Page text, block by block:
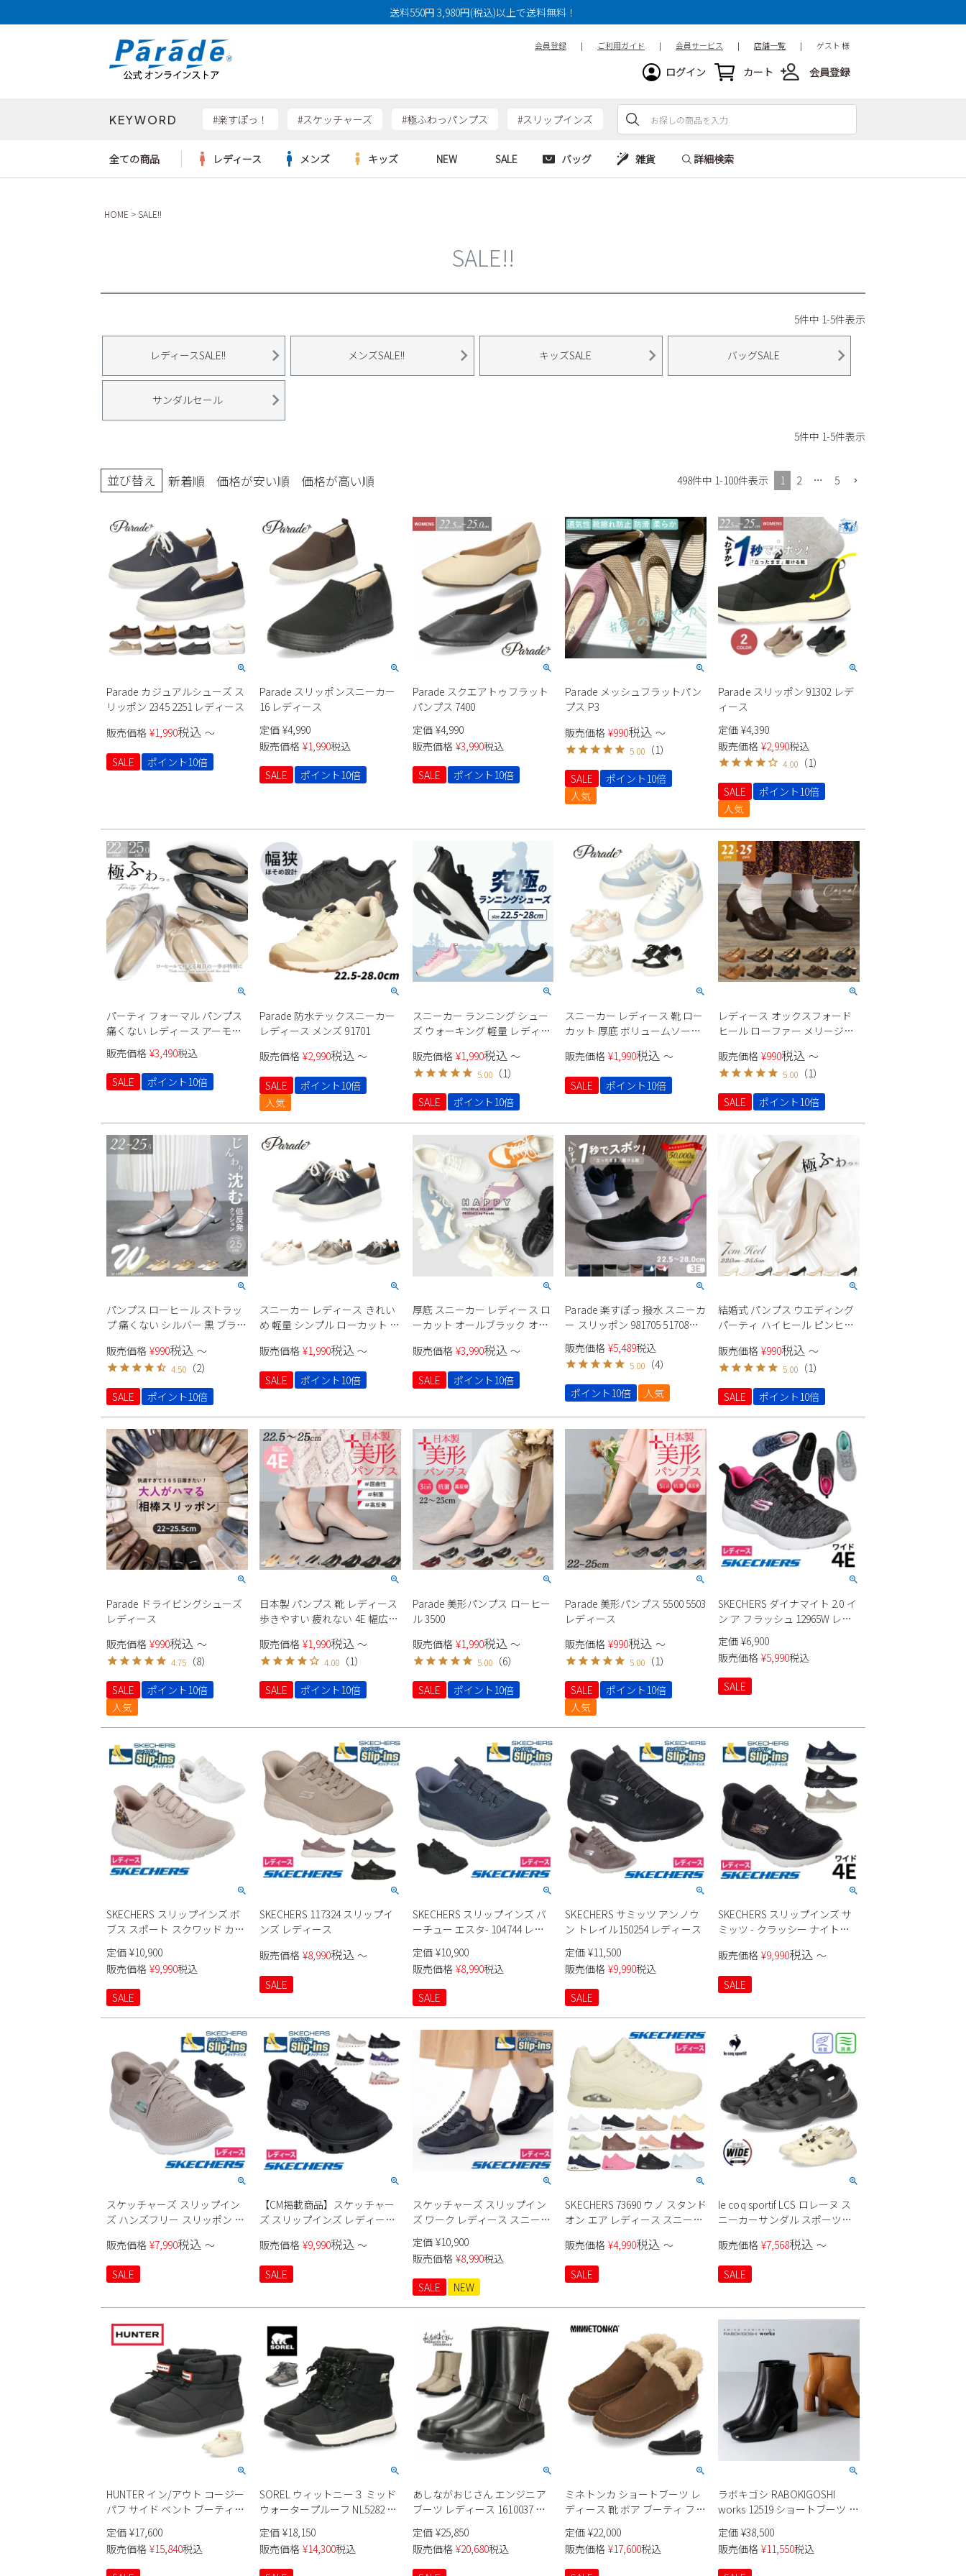
送料550円 3,980円(税込)以上で送料無料！
会員登録 | ご利用ガイド | 会員サービス | 店舗一覧 | ゲスト 様
ログイン カート 会員登録
KEYWORD #楽すぽっ！ #スケッチャーズ #極ふわっパンプス #スリップインズ
検索
全ての商品 レディース
スニーカー
ウェア
moz
new balance
メンズ
ビジネス・ドレスシューズ
ウェア
GAP
EDWIN
キッズ
スクール
NEW SALE バッグ
ビジネスバッグ
雑貨 詳細検索
HOME SALE!!
SALE!!
5件中 1-5件表示
レディースSALE!! メンズSALE!! キッズSALE バッグSALE
サンダルセール
5件中 1-5件表示
並び替え 新着順 価格が安い順 価格が高い順 498件中 1-100件表示 1 2 … 5
Parade カジュアルシューズ ス
リッポン 2345 2251 レディース
販売価格 ¥1,990税込 〜
SALE ポイント10倍
Parade スリッポンスニーカー
16 レディース
定価 ¥4,990
販売価格 ¥1,990税込
SALE
ポイント10倍
Parade スクエアトゥフラット
パンプス 7400
定価 ¥4,990
販売価格 ¥3,990税込
SALE
ポイント10倍
Parade メッシュフラットパン
プス P3
販売価格 ¥990税込 〜
5.00 （1）
SALE
ポイント10倍
人気
Parade スリッポン 91302 レデ
ィース
定価 ¥4,390
販売価格 ¥2,990税込
4.00 （1）
SALE
ポイント10倍
人気
パーティ フォーマル パンプス
痛くない レディース アーモン
ドトゥ 極ふわっ ドレス ローヒ
ール ２cm ブラック ベージュ
シルバー Parade 24008
販売価格 ¥3,490税込
SALE
ポイント10倍
Parade 防水テックスニーカー
レディース メンズ 91701
販売価格 ¥2,990税込 〜
SALE
ポイント10倍
人気
スニーカー ランニング シュー
ズ ウォーキング 軽量 レディー
ットネス ジム ローカット ポッ
プコーンソール 991703 Parade
販売価格 ¥1,990税込 〜
5.00（1）
SALE
ポイント10倍
スニーカー レディース 靴 ロー
カット 厚底 ボリュームソール
ルアップ 軽量 Parade CT-7433
パレード
販売価格 ¥1,990税込 〜
SALE ポイント10倍
レディース オックスフォード
ヒール ローファー メリージェ
ブラウン 茶 キャメル Parade
販売価格 ¥990税込 〜
5.00 （1）
SALE
ポイント10倍
パンプス ローヒール ストラッ
プ 痛くない シルバー 黒 ブラッ
レディース ポインテッド ヒー
ル2cm Parade 23070
販売価格 ¥990税込 〜
4.50 （2）
SALE
ポイント10倍
スニーカー レディース きれい
め 軽量 シンプル ローカット レ
ョン性 2345 Parade
販売価格 ¥1,990税込 〜
SALE ポイント10倍
厚底 スニーカー レディース ロ
ーカット オールブラック オー
パープル ラベンダー ブルー 推
し活 オタ活 参戦靴 Parade
6894 7095
販売価格 ¥3,990税込 〜
SALE ポイント10倍
Parade 楽すぽっ 撥水 スニーカ
ー スリッポン 981705 51708
51711 ユニセックス
販売価格 ¥5,489税込
5.00 （4）
ポイント10倍
人気
結婚式 パンプス ウエディング
パーティ ハイヒール ピンヒー
22091 ラメ スエード 生地 極ふ
わっ Parade シンプル きれいめ
セレモニー オケージョン
販売価格 ¥990税込 〜
5.00 （1）
SALE
ポイント10倍
Parade ドライビングシューズ
レディース
販売価格 ¥990税込 〜
4.75 （8）
SALE
ポイント10倍
人気
日本製 パンプス 靴 レディース
歩きやすい 疲れない 4E 幅広
反発 痛くなりにくい 走れる
Parade 美形パンプス 4500
販売価格 ¥1,990税込 〜
4.00（1）
SALE
ポイント10倍
Parade 美形パンプス ローヒー
ル 3500
販売価格 ¥1,990税込 〜
5.00（6）
SALE
ポイント10倍
Parade 美形パンプス 5500 5503
レディース
販売価格 ¥990税込 〜
5.00 （1）
SALE
ポイント10倍
人気
SKECHERS ダイナマイト 2.0 イ
ン ア フラッシュ 12965W レデ
ィース
定価 ¥6,900
販売価格 ¥5,990税込
SALE
SKECHERS スリップインズ ボ
ブス スポート スクワッド カオ
ス 117499 レディース
定価 ¥10,900
販売価格 ¥9,990税込
SALE
SKECHERS 117324 スリップイ
ンズ レディース
販売価格 ¥8,990税込 〜
SALE
SKECHERS スリップインズ バ
ーチュー エスタ- 104744 レデ
ィース
定価 ¥10,900
販売価格 ¥8,990税込
SALE
SKECHERS サミッツ アンノウ
ン トレイル150254 レディース
定価 ¥11,500
販売価格 ¥9,990税込
SALE
SKECHERS スリップインズ サ
ミッツ - クラッシー ナイト
販売価格 ¥9,990税込 〜
SALE
スケッチャーズ スリップイン
ズ ハンズフリー スリッポン ス
ニュー デイリー Slip-ins
SKECHERS 150263 SUMMITS
NEW DAILY BBK TPE ブラック
い 紐靴
販売価格 ¥7,990税込 〜
SALE
【CM掲載商品】スケッチャー
ズ スリップインズ レディース
スリッポン ウォーキングシュ
ーズ SKECHERS Slip-ins グライ
ドステップ プロ 150420 ブラッ
ゴム紐 ノーマル幅 黒
販売価格 ¥9,990税込 〜
SALE
スケッチャーズ スリップイン
ズ ワーク レディース スニーカ
ー 防滑 滑りにくい 雨 靴 スク
ワッド カオス SR ジャスル
108194 ブラック 黒 SKECHERS
定価 ¥10,900
販売価格 ¥8,990税込
SALE
NEW
SKECHERS 73690 ウノ スタンド
オン エア レディース スニーカ
販売価格 ¥4,990税込 〜
SALE
le coq sportif LCS ロレーヌ ス
ニーカーサンダル スポーツサ
販売価格 ¥7,568税込 〜
SALE
HUNTER イン/アウト コージー
パフ サイド ベント ブーティー
UFS7112WWU レディース
定価 ¥17,600
販売価格 ¥15,840税込
SOREL ウィットニー３ ミッド
ウォータープルーフ NL5282 レ
ディース
定価 ¥18,150
販売価格 ¥14,300税込
あしながおじさん エンジニア
ブーツ レディース 1610037 シ
ョートブーツ 撥水 防水 防滑 ク
ッション 軽量ソール 黒
定価 ¥25,850
販売価格 ¥20,680税込
ミネトンカ ショートブーツ レ
ディース 靴 ボア ブーティ フラ
ット スエード 歩きやすい ブラ
ック ブラウン MINNETONKA
TAREN タレン 80230 80237
定価 ¥22,000
販売価格 ¥17,600税込
ラボキゴシ RABOKIGOSHI
works 12519 ショートブーツ レ
ディース 本革 ヒール スクエア
トゥ 黒 チャンキーヒール 日本
製 ファスナー付き
定価 ¥38,500
販売価格 ¥11,550税込